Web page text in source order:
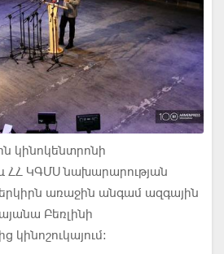
կինոկենտրոնի
ՀՀ ԿԳՄՍ նախարարության
առաջին անգամ ազգային
Բեռլինի
կինոշուկայում: